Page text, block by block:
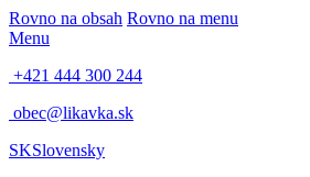
Rovno na obsah Rovno na menu
Menu
+421 444 300 244
obec@likavka.sk
SKSlovensky